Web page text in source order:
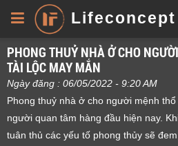
Lifeconcept
PHONG THUỶ NHÀ Ở CHO
TÀI LỘC MAY MẮN
Ngày đăng : 06/05/2022 - 9:20 AM
Phong thuỷ nhà ở cho người mệnh
người quan tâm hàng đầu hiện nay.
tuân thủ các yếu tố phong thủy sẽ